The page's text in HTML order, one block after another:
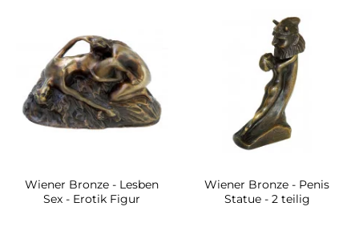
Wiener Bronze - Lesben
Sex - Erotik Figur
Wiener Bronze - Penis
Statue - 2 teilig